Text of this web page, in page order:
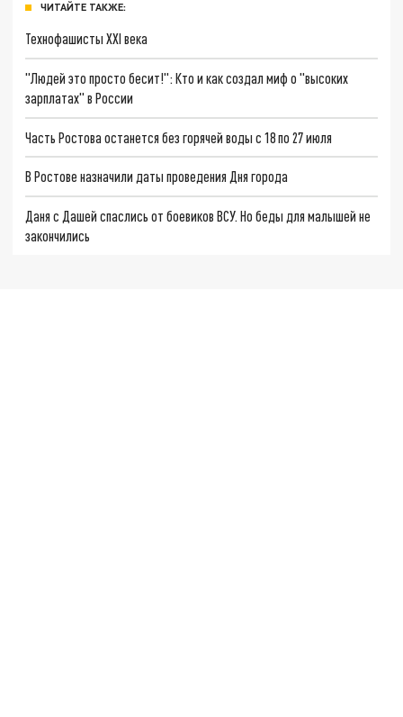
ЧИТАЙТЕ ТАКЖЕ:
Технофашисты XXI века
"Людей это просто бесит!": Кто и как создал миф о "высоких
зарплатах" в России
Часть Ростова останется без горячей воды с 18 по 27 июля
В Ростове назначили даты проведения Дня города
Даня с Дашей спаслись от боевиков ВСУ. Но беды для малышей не
закончились